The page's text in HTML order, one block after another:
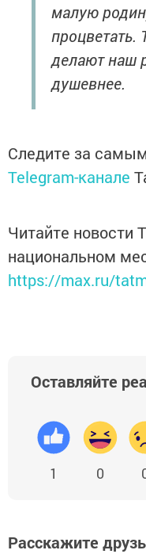
малую
процветать.
делают наш
душевнее.
Следите за
Telegram-канале
Читайте новости
национальном
https://max.ru/
Оставляйте
1 0
Расскажите